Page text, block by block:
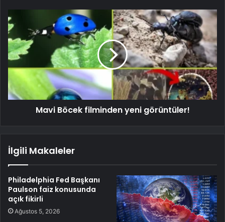
Mavi Böcek filminden yeni görüntüler!
İlgili Makaleler
Philadelphia Fed Başkanı
Paulson faiz konusunda
açık fikirli
Ağustos 5, 2026